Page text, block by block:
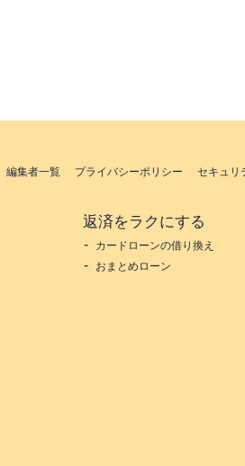
編集者一覧 プライバシーポリシー セキュリ
返済をラクにする
カードローンの借り換え
おまとめローン